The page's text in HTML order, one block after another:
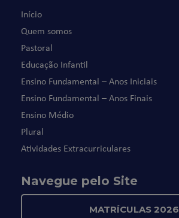
Início
Quem somos
Pastoral
Educação Infantil
Ensino Fundamental – Anos Iniciais
Ensino Fundamental – Anos Finais
Ensino Médio
Plural
Atividades Extracurriculares
Navegue pelo Site
MATRÍCULAS 2026